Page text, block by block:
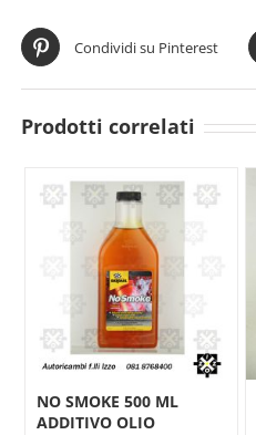
Condividi su Pinterest
Prodotti correlati
NO SMOKE 500 ML
ADDITIVO OLIO